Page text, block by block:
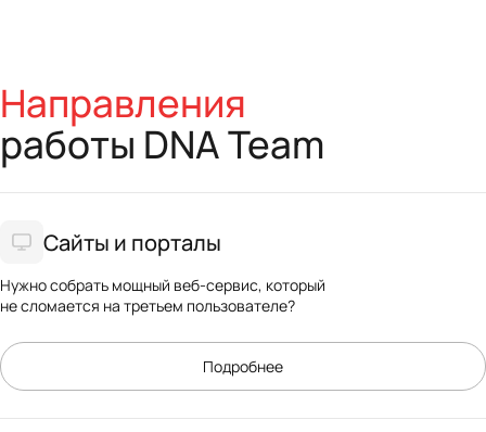
Направления
работы DNA Team
Сайты и порталы
Нужно собрать мощный веб-сервис, который
не сломается на третьем пользователе?
Подробнее